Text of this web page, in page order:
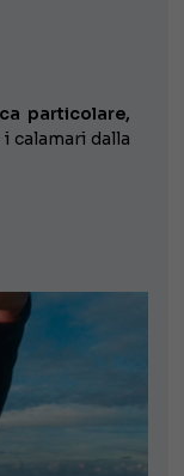
particolare,
calamari dalla